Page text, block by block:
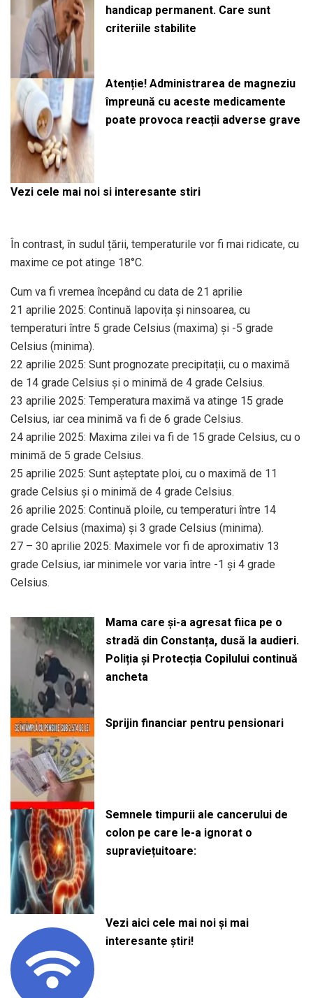
handicap permanent. Care sunt
criteriile stabilite
Atenție! Administrarea de magneziu
împreună cu aceste medicamente
poate provoca reacții adverse grave
Vezi cele mai noi si interesante stiri
În contrast, în sudul țării, temperaturile vor fi mai ridicate, cu
maxime ce pot atinge 18°C.
Cum va fi vremea începând cu data de 21 aprilie
21 aprilie 2025: Continuă lapovița și ninsoarea, cu
temperaturi între 5 grade Celsius (maxima) și -5 grade
Celsius (minima).
22 aprilie 2025: Sunt prognozate precipitații, cu o maximă
de 14 grade Celsius și o minimă de 4 grade Celsius.
23 aprilie 2025: Temperatura maximă va atinge 15 grade
Celsius, iar cea minimă va fi de 6 grade Celsius.
24 aprilie 2025: Maxima zilei va fi de 15 grade Celsius, cu o
minimă de 5 grade Celsius.
25 aprilie 2025: Sunt așteptate ploi, cu o maximă de 11
grade Celsius și o minimă de 4 grade Celsius.
26 aprilie 2025: Continuă ploile, cu temperaturi între 14
grade Celsius (maxima) și 3 grade Celsius (minima).
27 – 30 aprilie 2025: Maximele vor fi de aproximativ 13
grade Celsius, iar minimele vor varia între -1 și 4 grade
Celsius.
Mama care și-a agresat fiica pe o
stradă din Constanța, dusă la audieri.
Poliția și Protecția Copilului continuă
ancheta
Sprijin financiar pentru pensionari
Semnele timpurii ale cancerului de
colon pe care le-a ignorat o
supraviețuitoare:
Vezi aici cele mai noi și mai
interesante știri!